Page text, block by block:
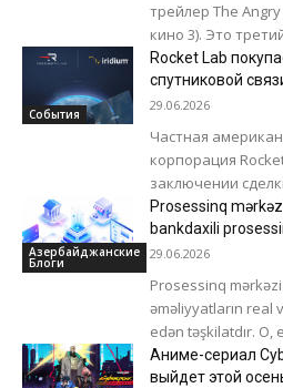
трейлер The
кино 3). Это
(2016) и...
События
Rocket Lab
спутниковой
за $8 млрд
29.06.2026
Частная
корпорация
заключении
оператора
Communications
является одной...
Азербайджанские
Блоги
Prosessinq
bankdaxili
29.06.2026
Prosessinq
əməliyyatların real
edən təşkilatdır.
və ödəniş sistemi
Аниме-сериал
выйдет этой